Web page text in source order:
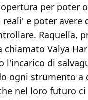
per poter
e poter avere
Raquella,
chiamato Valya
l'incarico di
ogni strumento a
nel loro futuro ci